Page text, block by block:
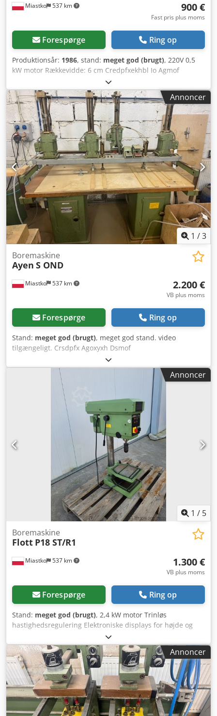
Miastko 537 km 900 €
Fast pris plus moms
Forespørge Ring op
Produktionsår: 1986, stand: meget god (brugt), 220V 0,5
kW motor Rækkevidde: 6 cm Credpfxekhbl Io Agmof
Annoncer
1 /3
Miastko 537 km
Boremaskine
Ayen S OND
2.200 €
VB plus moms
Forespørge Ring op
Stand: meget god (brugt), meget god stand. video
tilgængeligt. Crsdpfx Agoxyxh Dsmof
Annoncer
1 / 5
Miastko 537 km
Boremaskine
Flott P18 ST/R1
1.300 €
VB plus moms
Forespørge Ring op
Stand: meget god (brugt), 2,4 kW motor Trinløs
hastighedsregulering Elektroniske displays for højde og
hastighed Cjdoxq Ri Ujpfx Agmerf
Annoncer